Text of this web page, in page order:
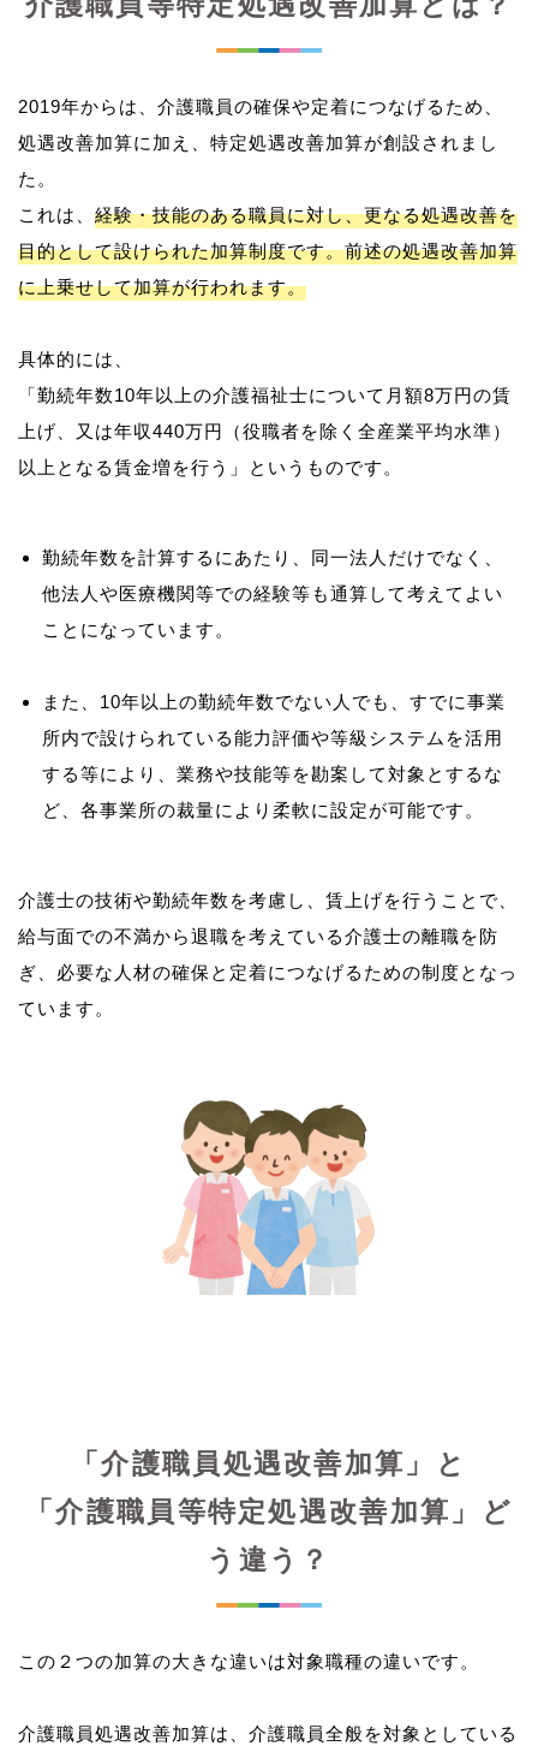
2019年からは、介護職員の確保や定着につなげるため、
処遇改善加算に加え、特定処遇改善加算が創設されまし
た。
これは、 経験・技能のある職員に対し、更なる処遇改善を
目的として設けられた加算制度です。前述の処遇改善加算
に上乗せして加算が行われます。
具体的には、
「勤続年数10年以上の介護福祉士について月額8万円の賃
上げ、又は年収440万円（役職者を除く全産業平均水準）
勤続年数を計算するにあたり、同一法人だけでなく、
他法人や医療機関等での経験等も通算して考えてよい
ことになっています。
また、10年以上の勤続年数でない人でも、すでに事業
所内で設けられている能力評価や等級システムを活用
する等により、業務や技能等を勘案して対象とするな
ど、各事業所の裁量により柔軟に設定が可能です。
介護士の技術や勤続年数を考慮し、賃上げを行うことで、
給与面での不満から退職を考えている介護士の離職を防
ぎ、必要な人材の確保と定着につなげるための制度となっ
ています。
「介護職員処遇改善加算」と
「介護職員等特定処遇改善加算」ど
う違う？
この２つの加算の大きな違いは対象職種の違いです。
介護職員処遇改善加算は、介護職員全般を対象としている